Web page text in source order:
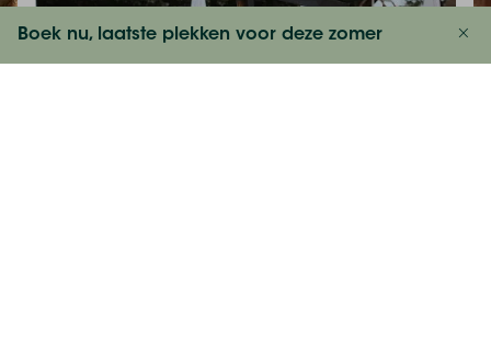
Boek nu, laatste plekken voor deze zomer